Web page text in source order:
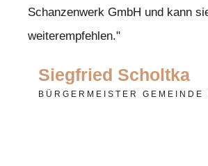
Schanzenwerk GmbH und kann
weiterempfehlen."
Siegfried Scholtka
BÜRGERMEISTER GEMEINDE